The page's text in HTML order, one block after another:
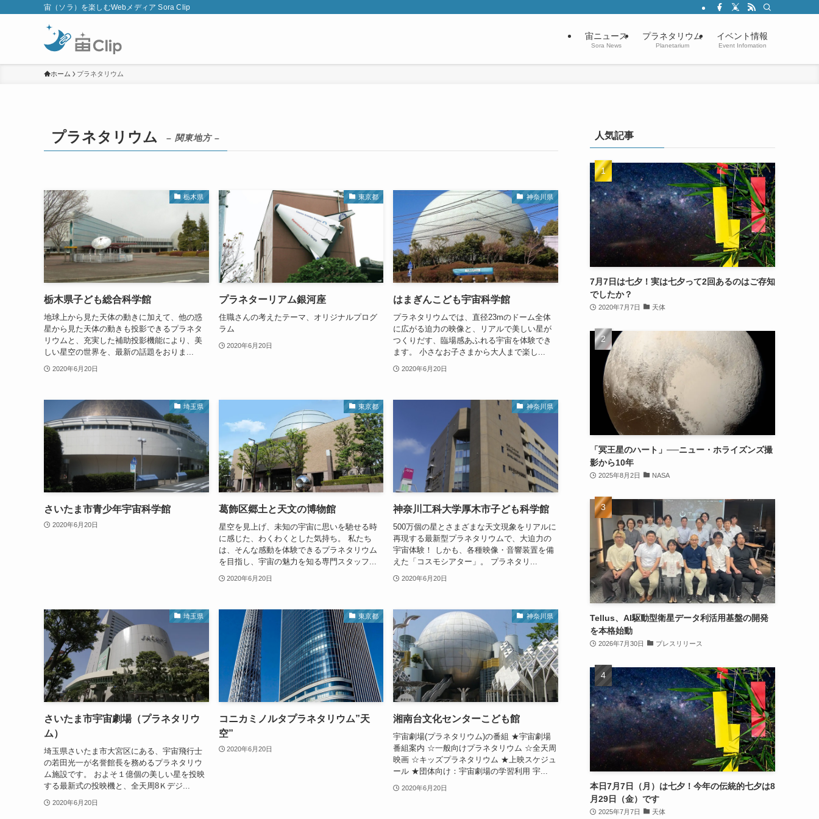
宙（ソラ）を楽しむWebメディア Sora Clip
宙ニュース
Sora News
プラネタリウム
Planetarium
イベント情報
Event Infomation
ホーム プラネタリウム
プラネタリウム – 関東地方 –
栃木県
栃木県子ども総合科学館
地球上から見た天体の動きに加えて、他の惑
星から見た天体の動きも投影できるプラネタ
リウムと、充実した補助投影機能により、美
しい星空の世界を、最新の話題をおりま...
2020年6月20日
東京都
プラネターリアム銀河座
住職さんの考えたテーマ、オリジナルプログ
ラム
2020年6月20日
神奈川県
はまぎんこども宇宙科学館
プラネタリウムでは、直径23mのドーム全体
に広がる迫力の映像と、リアルで美しい星が
つくりだす、臨場感あふれる宇宙を体験でき
ます。 小さなお子さまから大人まで楽し...
2020年6月20日
埼玉県
さいたま市青少年宇宙科学館
2020年6月20日
東京都
葛飾区郷土と天文の博物館
星空を見上げ、未知の宇宙に思いを馳せる時
に感じた、わくわくとした気持ち。 私たち
は、そんな感動を体験できるプラネタリウム
を目指し、宇宙の魅力を知る専門スタッフ...
2020年6月20日
神奈川県
神奈川工科大学厚木市子ども科学館
500万個の星とさまざまな天文現象をリアルに
再現する最新型プラネタリウムで、大迫力の
宇宙体験！ しかも、各種映像・音響装置を備
えた「コスモシアター」。 プラネタリ...
2020年6月20日
埼玉県
さいたま市宇宙劇場（プラネタリウ
ム）
埼玉県さいたま市大宮区にある、宇宙飛行士
の若田光一が名誉館長を務めるプラネタリウ
ム施設です。 およそ１億個の美しい星を投映
する最新式の投映機と、全天周8Ｋデジ...
2020年6月20日
東京都
コニカミノルタプラネタリウム”天
空”
2020年6月20日
神奈川県
湘南台文化センターこども館
宇宙劇場(プラネタリウム)の番組 ★宇宙劇場
番組案内 ☆一般向けプラネタリウム ☆全天周
映画 ☆キッズプラネタリウム ★上映スケジュ
ール ★団体向け：宇宙劇場の学習利用 宇...
2020年6月20日
人気記事
7月7日は七夕！実は七夕って2回あるのはご存知
でしたか？
2020年7月7日 天体
「冥王星のハート」──ニュー・ホライズンズ撮
影から10年
2025年8月2日 NASA
Tellus、AI駆動型衛星データ利活用基盤の開発
を本格始動
2026年7月30日 プレスリリース
本日7月7日（月）は七夕！今年の伝統的七夕は8
月29日（金）です
2025年7月7日 天体